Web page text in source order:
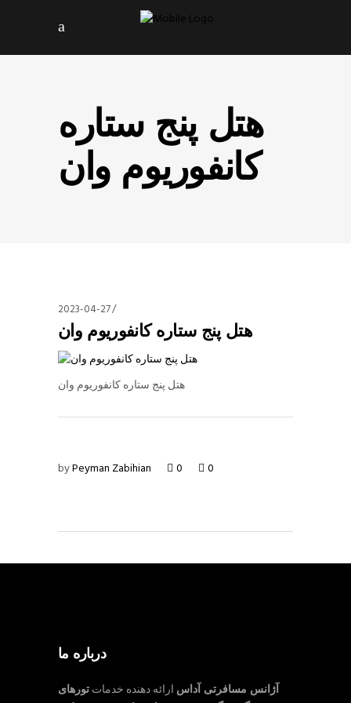
هتل پنج ستاره
کانفوریوم وان
2023-04-27
هتل پنج ستاره کانفوریوم وان
هتل پنج ستاره کانفوریوم وان
byPeyman Zabihian 0 0
درباره ما
آژانس مسافرتی آداس ارائه دهنده خدماتتورهای